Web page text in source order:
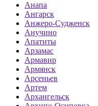
Анапа
Ангарск
Анжеро-Судженск
Анучино
Апатиты
Арзамас
Армавир
Армянск
Арсеньев
Артем
Архангельск